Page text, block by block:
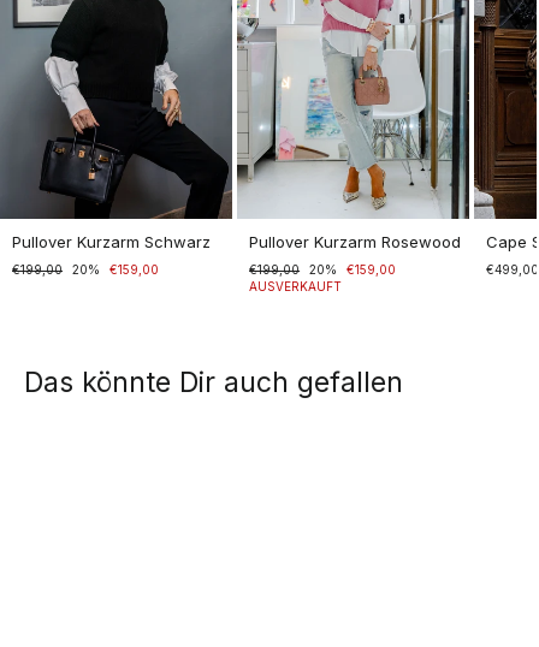
Pullover Kurzarm Schwarz
Normaler
€199,00
Sonderpreis20% €159,00
Pullover Kurzarm Rosewood
Normaler
Preis
€199,00
Sonderpreis20%
€159,00
AUSVERKAUFT
Cape
€499,00
Das könnte Dir auch gefallen